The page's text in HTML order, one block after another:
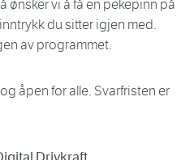
ønsker vi å få en pekepinn på
du sitter igjen med.
av programmet.
åpen for alle. Svarfristen er